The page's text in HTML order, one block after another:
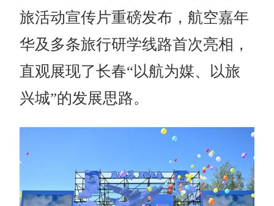
旅活动宣传片重磅发布，航空嘉年
华及多条旅行研学线路首次亮相，
直观展现了长春“以航为媒、以旅
兴城”的发展思路。